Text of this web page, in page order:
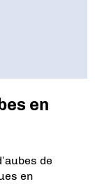
en
de
en